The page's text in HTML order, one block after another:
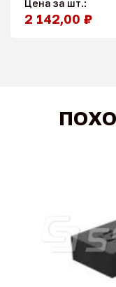
Цена за шт.:
2 142,00 ₽